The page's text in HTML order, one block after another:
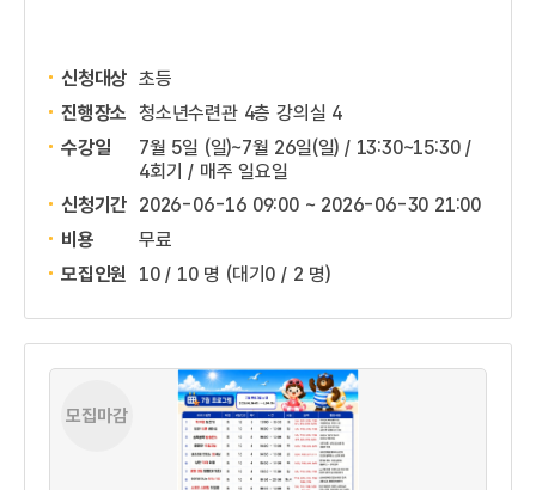
신청대상 초등
진행장소 청소년수련관 4층 강의실 4
수강일
7월 5일 (일)~7월 26일(일) / 13:30~15:30 /
4회기 / 매주 일요일
신청기간 2026-06-16 09:00 ~ 2026-06-30 21:00
비용
무료
모집인원
10 / 10 명 (대기0 / 2 명)
모집마감